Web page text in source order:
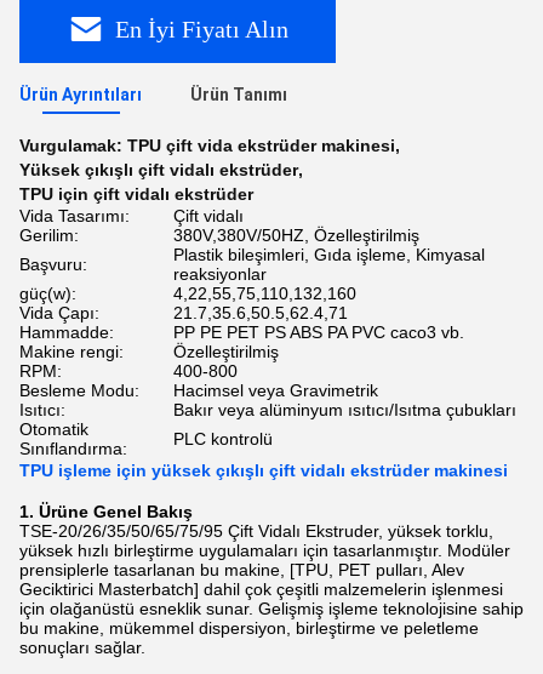
En İyi Fiyatı Alın
Ürün Ayrıntıları Ürün Tanımı
Vurgulamak: TPU çift vida ekstrüder makinesi,
Yüksek çıkışlı çift vidalı ekstrüder,
TPU için çift vidalı ekstrüder
Vida Tasarımı:
Çift vidalı
Gerilim:
380V,380V/50HZ, Özelleştirilmiş
Başvuru:
Plastik bileşimleri, Gıda işleme, Kimyasal
reaksiyonlar
güç(w):
4,22,55,75,110,132,160
Vida Çapı:
21.7,35.6,50.5,62.4,71
Hammadde:
PP PE PET PS ABS PA PVC caco3 vb.
Makine rengi:
Özelleştirilmiş
RPM:
400-800
Besleme Modu:
Hacimsel veya Gravimetrik
Isıtıcı:
Bakır veya alüminyum ısıtıcı/Isıtma çubukları
Otomatik
Sınıflandırma:
PLC kontrolü
TPU işleme için yüksek çıkışlı çift vidalı ekstrüder makinesi
1. Ürüne Genel Bakış
TSE-20/26/35/50/65/75/95 Çift Vidalı Ekstruder, yüksek torklu,
yüksek hızlı birleştirme uygulamaları için tasarlanmıştır. Modüler
prensiplerle tasarlanan bu makine, [TPU, PET pulları, Alev
Geciktirici Masterbatch] dahil çok çeşitli malzemelerin işlenmesi
için olağanüstü esneklik sunar. Gelişmiş işleme teknolojisine sahip
bu makine, mükemmel dispersiyon, birleştirme ve peletleme
sonuçları sağlar.